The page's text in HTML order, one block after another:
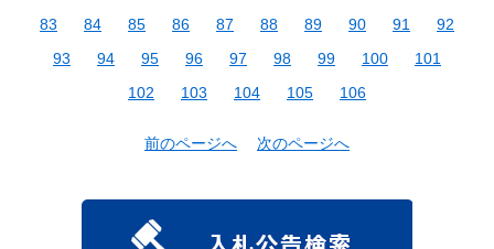
83
84 85 86 87 88 89 90 91
92
93
94 95 96 97 98 99 100
101
102
103 104 105 106
前のページへ 次のページへ